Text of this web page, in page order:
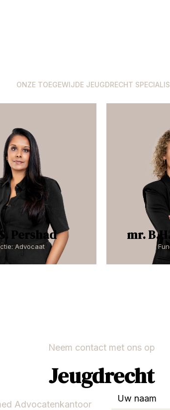
ONZE TOEGEWIJDE JEUGDRECHT
Pershad
Advocaat
mr.
Neem contact met ons op
Jeugdrecht
Advocatenkantoor